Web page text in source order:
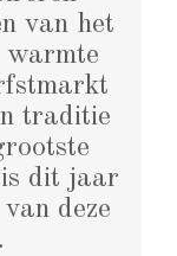
van het
warmte
traditie
is dit jaar
deze